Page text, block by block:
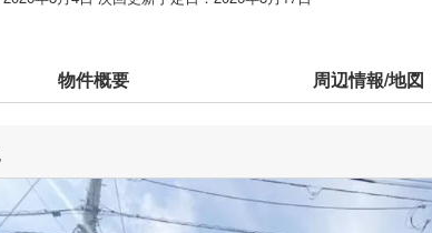
物件概要 周辺情報/地図